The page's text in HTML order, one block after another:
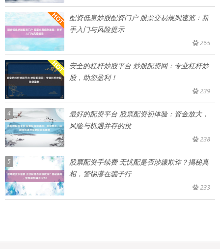
配资低息炒股配资门户 股票交易规则速览：新
手入门与风险提示
265
安全的杠杆炒股平台 炒股配资网：专业杠杆炒
股，助您盈利！
239
4
最好的配资平台 股票配资初体验：资金放大，
风险与机遇并存的投
238
5
股票配资手续费 无忧配是否涉嫌欺诈？揭秘真
相，警惕潜在骗子行
233